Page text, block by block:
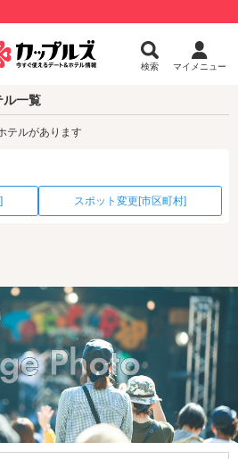
検索 マイメニュー
ル一覧
テルがあります
スポット変更[市区町村]